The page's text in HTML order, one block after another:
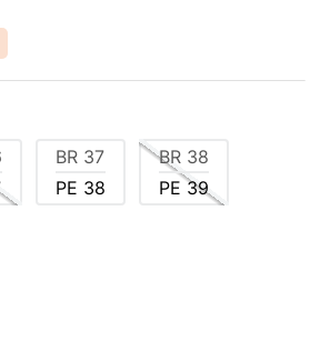
BR 37
PE 38
BR 38
PE 39